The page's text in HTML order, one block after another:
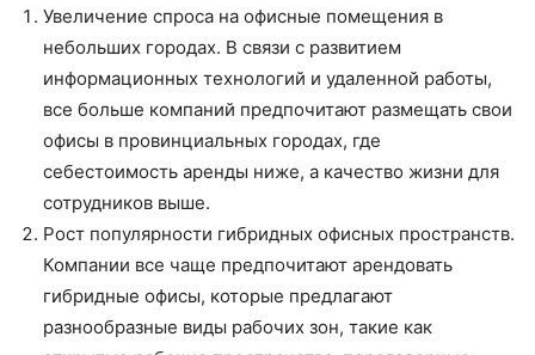
Увеличение спроса на офисные помещения в
небольших городах. В связи с развитием
информационных технологий и удаленной работы,
все больше компаний предпочитают размещать свои
офисы в провинциальных городах, где
себестоимость аренды ниже, а качество жизни для
сотрудников выше.
Рост популярности гибридных офисных пространств.
Компании все чаще предпочитают арендовать
гибридные офисы, которые предлагают
разнообразные виды рабочих зон, такие как